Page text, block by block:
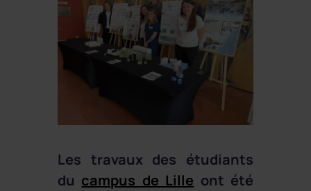
Les travaux des étudiants
du campus de Lille ont été